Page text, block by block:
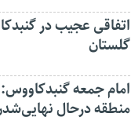
اتفاقی عجیب در‌
گلستان
امام جمعه گنبدکاووس:
منطقه درحال